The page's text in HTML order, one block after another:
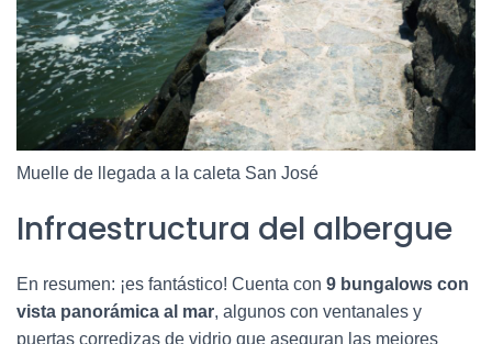
Muelle de llegada a la caleta San José
Infraestructura del albergue
En resumen: ¡es fantástico! Cuenta con 9 bungalows con
vista panorámica al mar, algunos con ventanales y
puertas corredizas de vidrio que aseguran las mejores